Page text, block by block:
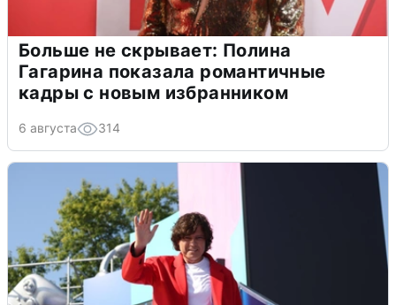
Больше не скрывает: Полина
Гагарина показала романтичные
кадры с новым избранником
6 августа 314